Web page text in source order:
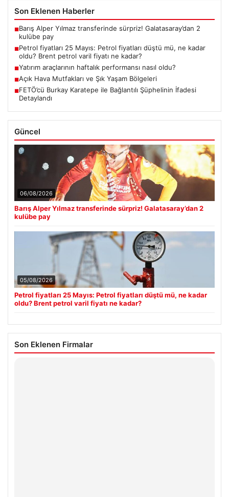
Son Eklenen Haberler
■Barış Alper Yılmaz transferinde sürpriz! Galatasaray’dan 2
kulübe pay
■Petrol fiyatları 25 Mayıs: Petrol fiyatları düştü mü, ne kadar
oldu? Brent petrol varil fiyatı ne kadar?
■Yatırım araçlarının haftalık performansı nasıl oldu?
■Açık Hava Mutfakları ve Şık Yaşam Bölgeleri
■FETÖ’cü Burkay Karatepe ile Bağlantılı Şüphelinin İfadesi
Detaylandı
Güncel
06/08/2026
Barış Alper Yılmaz transferinde sürpriz! Galatasaray’dan 2
kulübe pay
05/08/2026
Petrol fiyatları 25 Mayıs: Petrol fiyatları düştü mü, ne kadar
oldu? Brent petrol varil fiyatı ne kadar?
Son Eklenen Firmalar